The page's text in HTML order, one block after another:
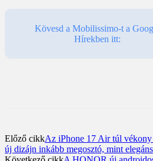
Kövesd a Mobilissimo-t a
Hírekben itt:
Előző cikkAz iPhone 17 Air túl vékony
új dizájn inkább megosztó, mint elegáns